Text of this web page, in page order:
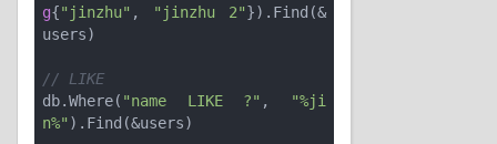
g{"jinzhu" , "jinzhu 2"}).Find(&
users)
// LIKE
db.Where( "name LIKE ?" ,
"%ji
n%" ).Find(&users)